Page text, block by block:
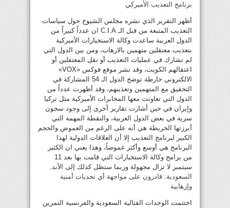
برنامج التعذيب الأميركي
أظهر التقرير الذي نشره مجلس الشيوخ حول سياسات
التعذيب المتبعة من قبل الـ C.I.A ان عدداً كبيراً من
الدول العربية ساعدت وكالة الاستخبارات الأميركية
بتعذيب معتقلين متهمين بالارهاب، ومن بين الدول التي
لم تشارك في عمليات التعذيب أو نقل المعتقلين أو
اعتقالهم الكويت، وقد نشر موقع فوكس «VOX»
الالكتروني خارطة توضح الدول الـ 54 المشاركة في
التحقيق مع المتهمين وتعذيبهم، وقد أظهرت عدداً من
الدول التي تعاونت معها المخابرات الأميركية مثل تركيا
وإيران في حين أشارت تقارير أخرى إلى وجود سجون
سرية في بعض الدول العربية، والنقطة المهمة التي
أبرزتها الخريطة هي أنه على الرغم من الغموض والحجم
الكبير لبرنامج التعذيب إلا أن العلاقات الدولية لهذا
البرنامج هي أوسع وأكثر غموضاً، وهذا يعني ان الكثير
من برامج وكالة الاستخبارات التي قامت بها بعد 11
سبتمبر لا تزال مجهولة وربما ستظل كذلك إلى الأبد.
السعودية: قادرون على مواجهة أي تحديات أمنية
وإرهابية
اختتمت الوحدات القتالية السعودية والفرنسية التمرين